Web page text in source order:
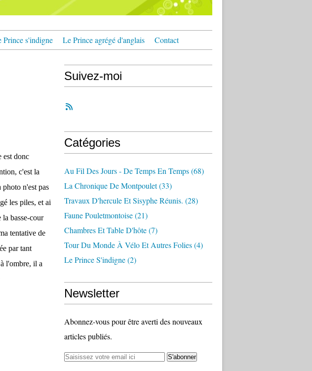
Prince s'indigne Le Prince agrégé d'anglais Contact
est donc
c'est la
n'est pas
les piles, et ai
basse-cour
tentative de
par tant
l'ombre, il a
Suivez-moi
Catégories
Au Fil Des Jours - De Temps En Temps(68)
La Chronique De Montpoulet(33)
Travaux D'hercule Et Sisyphe Réunis. (28)
Faune Pouletmontoise(21)
Chambres Et Table D'hôte(7)
Tour Du Monde À Vélo Et Autres Folies(4)
Le Prince S'indigne(2)
Newsletter
Abonnez-vous pour être averti des nouveaux
articles publiés.